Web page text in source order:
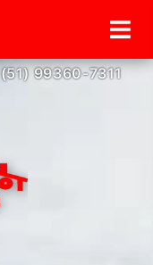
(51) 99360-7311